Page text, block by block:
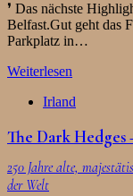
❜ Das nächste
Belfast.Gut geht das
Parkplatz in…
Weiterlesen
Irland
The Dark Hedges
250 Jahre alte,
der Welt